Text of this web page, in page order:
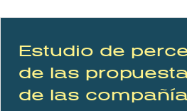
Estudio de
de las
de las